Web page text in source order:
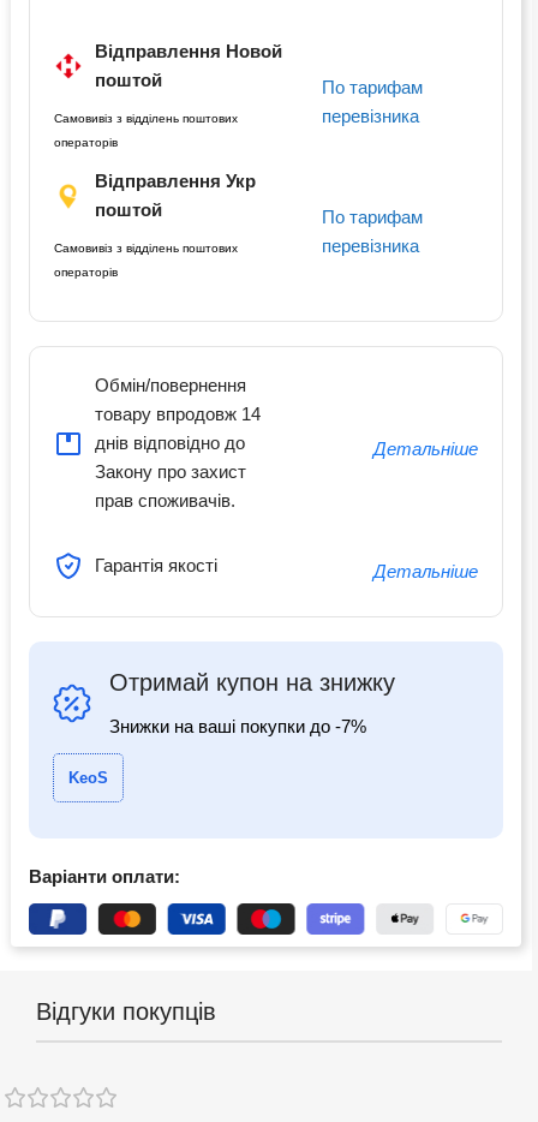
Відправлення Новой
поштой
Самовивіз з відділень поштових
операторів
По тарифам
перевізника
Відправлення Укр
поштой
Самовивіз з відділень поштових
операторів
По тарифам
перевізника
Обмін/повернення
товару впродовж 14
днів відповідно до
Закону про захист
прав споживачів.
Детальніше
Гарантія якості Детальніше
Отримай купон на знижку
Знижки на ваші покупки до -7%
KeoS
Варіанти оплати:
Відгуки покупців